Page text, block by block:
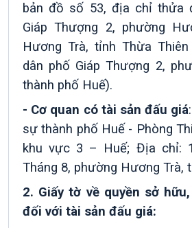
bản đồ số 53, địa chỉ thửa
Giáp Thượng 2, phường
Hương Trà, tỉnh Thừa
dân phố Giáp Thượng 2,
thành phố Huế).
- Cơ quan có tài sản đấu giá
sự thành phố Huế - Phòng
khu vực 3 – Huế; Địa chỉ:
Tháng 8, phường Hương Trà,
2. Giấy tờ về quyền sở
đối với tài sản đấu giá: